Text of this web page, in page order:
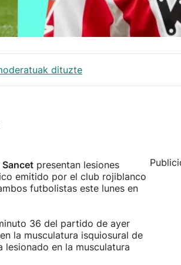
dituzte
Sancet presentan lesiones
emitido por el club rojiblanco
futbolistas este lunes en
36 del partido de ayer
la musculatura isquiosural de
lesionado en la musculatura